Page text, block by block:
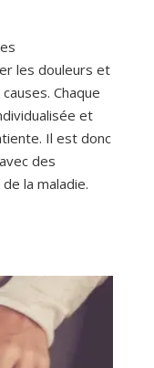
les douleurs et
Chaque
et
Il est donc
des
la maladie.